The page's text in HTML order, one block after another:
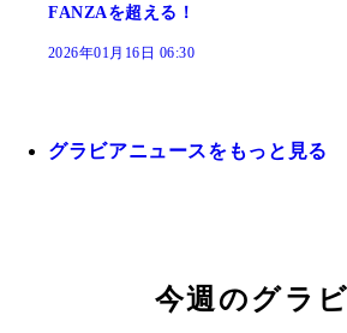
FANZAを超える！
2026年01月16日 06:30
グラビアニュースをもっと見る
今週のグラ